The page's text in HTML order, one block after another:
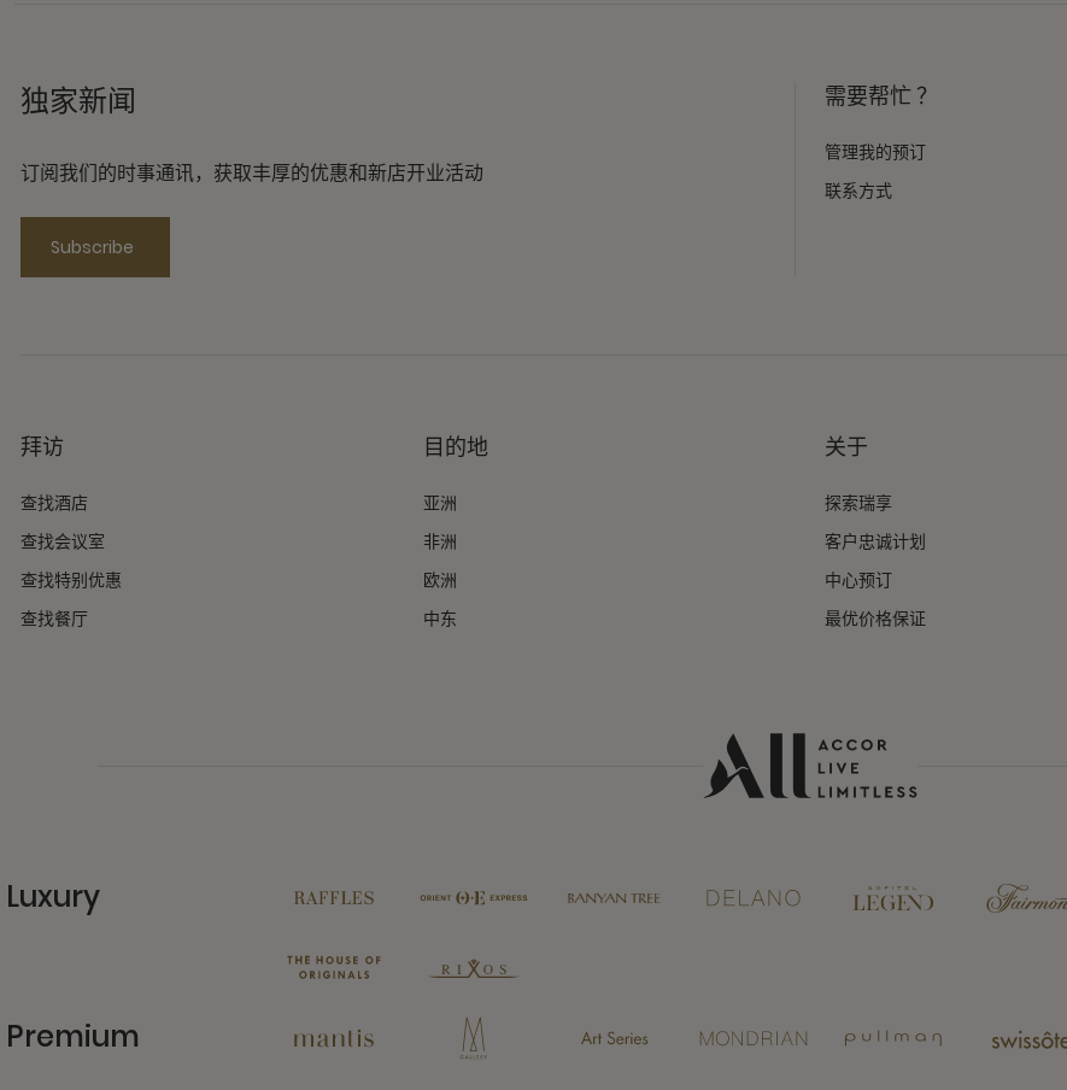
独家新闻
订阅我们的时事通讯，获取丰厚的优惠和新店开业活动
Subscribe
需要帮忙 ？
管理我的预订
联系方式
拜访
查找酒店
查找会议室
查找特别优惠
查找餐厅
目的地
亚洲
非洲
欧洲
中东
关于
探索瑞享
客户忠诚计划
中心预订
最优价格保证
Luxury
Premium